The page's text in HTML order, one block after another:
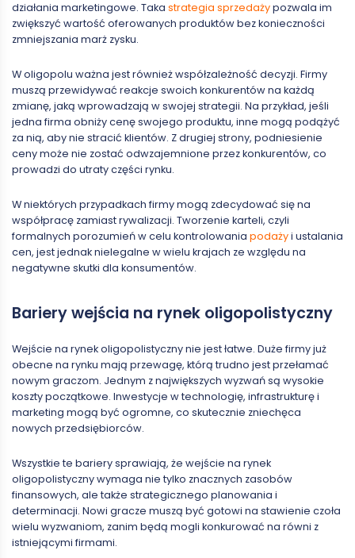
działania marketingowe. Taka strategia sprzedażypozwala im
zwiększyć wartość oferowanych produktów bez konieczności
zmniejszania marż zysku.
W oligopolu ważna jest również współzależność decyzji. Firmy
muszą przewidywać reakcje swoich konkurentów na każdą
zmianę, jaką wprowadzają w swojej strategii. Na przykład, jeśli
jedna firma obniży cenę swojego produktu, inne mogą podążyć
za nią, aby nie stracić klientów. Z drugiej strony, podniesienie
ceny może nie zostać odwzajemnione przez konkurentów, co
prowadzi do utraty części rynku.
W niektórych przypadkach firmy mogą zdecydować się na
współpracę zamiast rywalizacji. Tworzenie karteli, czyli
formalnych porozumień w celu kontrolowania podażyi ustalania
cen, jest jednak nielegalne w wielu krajach ze względu na
negatywne skutki dla konsumentów.
Bariery wejścia na rynek oligopolistyczny
Wejście na rynek oligopolistyczny nie jest łatwe. Duże firmy już
obecne na rynku mają przewagę, którą trudno jest przełamać
nowym graczom. Jednym z największych wyzwań są wysokie
koszty początkowe. Inwestycje w technologię, infrastrukturę i
marketing mogą być ogromne, co skutecznie zniechęca
nowych przedsiębiorców.
Wszystkie te bariery sprawiają, że wejście na rynek
oligopolistyczny wymaga nie tylko znacznych zasobów
finansowych, ale także strategicznego planowania i
determinacji. Nowi gracze muszą być gotowi na stawienie czoła
wielu wyzwaniom, zanim będą mogli konkurować na równi z
istniejącymi firmami.